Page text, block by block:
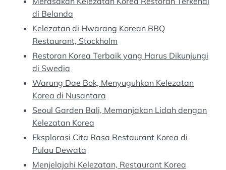
di Belanda
Kelezatan di Hwarang Korean BBQ
Restaurant, Stockholm
Restoran Korea Terbaik yang Harus Dikunjungi
di Swedia
Warung Dae Bok, Menyuguhkan Kelezatan
Korea di Nusantara
Seoul Garden Bali, Memanjakan Lidah dengan
Kelezatan Korea
Eksplorasi Cita Rasa Restaurant Korea di
Pulau Dewata
Menjelajahi Kelezatan, Restaurant Korea